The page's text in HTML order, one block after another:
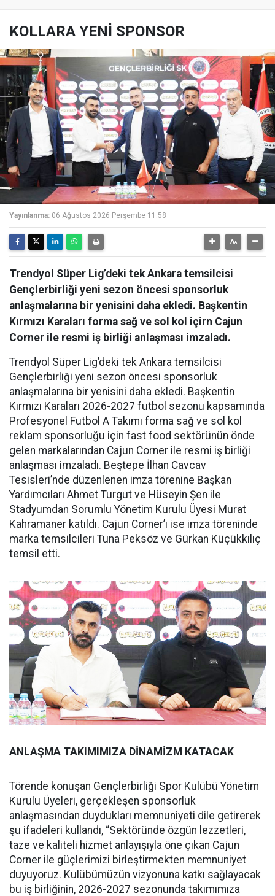
KOLLARA YENİ SPONSOR
Yayınlanma: 06 Ağustos 2026 Perşembe 11:58
Trendyol Süper Lig’deki tek Ankara temsilcisi
Gençlerbirliği yeni sezon öncesi sponsorluk
anlaşmalarına bir yenisini daha ekledi. Başkentin
Kırmızı Karaları forma sağ ve sol kol içirn Cajun
Corner ile resmi iş birliği anlaşması imzaladı.
Trendyol Süper Lig’deki tek Ankara temsilcisi
Gençlerbirliği yeni sezon öncesi sponsorluk
anlaşmalarına bir yenisini daha ekledi. Başkentin
Kırmızı Karaları 2026-2027 futbol sezonu kapsamında
Profesyonel Futbol A Takımı forma sağ ve sol kol
reklam sponsorluğu için fast food sektörünün önde
gelen markalarından Cajun Corner ile resmi iş birliği
anlaşması imzaladı. Beştepe İlhan Cavcav
Tesisleri’nde düzenlenen imza törenine Başkan
Yardımcıları Ahmet Turgut ve Hüseyin Şen ile
Stadyumdan Sorumlu Yönetim Kurulu Üyesi Murat
Kahramaner katıldı. Cajun Corner’ı ise imza töreninde
marka temsilcileri Tuna Peksöz ve Gürkan Küçükkılıç
temsil etti.
ANLAŞMA TAKIMIMIZA DİNAMİZM KATACAK
Törende konuşan Gençlerbirliği Spor Kulübü Yönetim
Kurulu Üyeleri, gerçekleşen sponsorluk
anlaşmasından duydukları memnuniyeti dile getirerek
şu ifadeleri kullandı, “Sektöründe özgün lezzetleri,
taze ve kaliteli hizmet anlayışıyla öne çıkan Cajun
Corner ile güçlerimizi birleştirmekten memnuniyet
duyuyoruz. Kulübümüzün vizyonuna katkı sağlayacak
bu iş birliğinin, 2026-2027 sezonunda takımımıza